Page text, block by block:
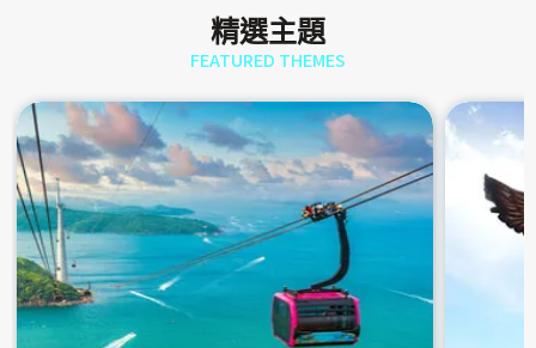
精選主題
FEATURED THEMES